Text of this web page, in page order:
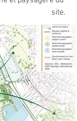
site.